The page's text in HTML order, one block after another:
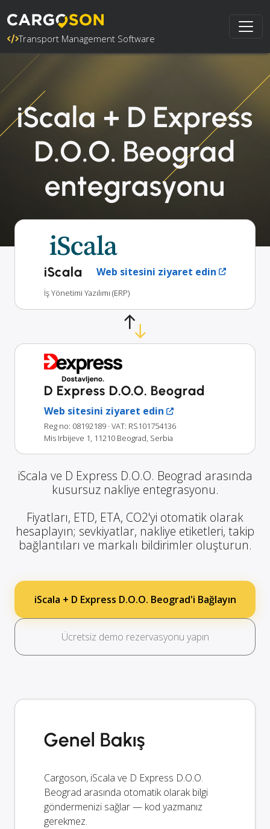
Transport Management Software
iScala + D Express
D.O.O. Beograd
entegrasyonu
iScala Web sitesini ziyaret edin
İş Yönetimi Yazılımı (ERP)
D Express D.O.O. Beograd
Web sitesini ziyaret edin
Reg no: 08192189 · VAT: RS101754136
Mis Irbijeve 1, 11210 Beograd, Serbia
iScala ve D Express D.O.O. Beograd arasında
kusursuz nakliye entegrasyonu.
Fiyatları, ETD, ETA, CO2'yi otomatik olarak
hesaplayın; sevkiyatlar, nakliye etiketleri, takip
bağlantıları ve markalı bildirimler oluşturun.
iScala + D Express D.O.O. Beograd'i Bağlayın
Ücretsiz demo rezervasyonu yapın
Genel Bakış
Cargoson, iScala ve D Express D.O.O.
Beograd arasında otomatik olarak bilgi
göndermenizi sağlar — kod yazmanız
gerekmez.